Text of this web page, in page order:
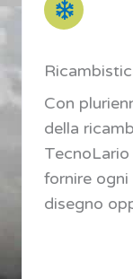
Con
della
TecnoLario
fornire
disegno